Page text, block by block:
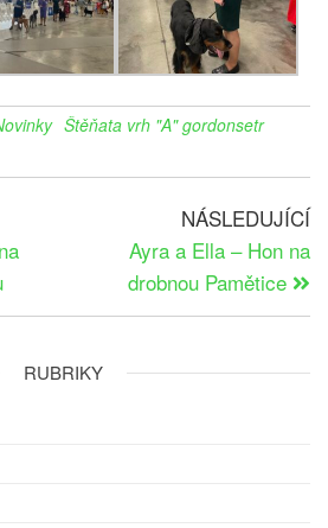
Štěňata vrh "A" gordonsetr
NÁSLEDUJÍCÍ
Ayra a Ella – Hon na
drobnou Pamětice
RUBRIKY